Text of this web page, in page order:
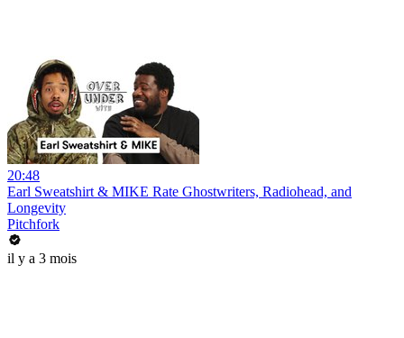
20:48
Earl Sweatshirt & MIKE Rate Ghostwriters, Radiohead, and
Longevity
Pitchfork
il y a 3 mois